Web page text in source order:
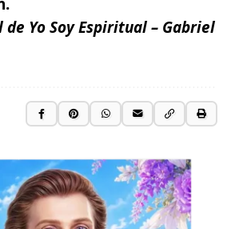
Yo Soy Espiritual – Gabriel